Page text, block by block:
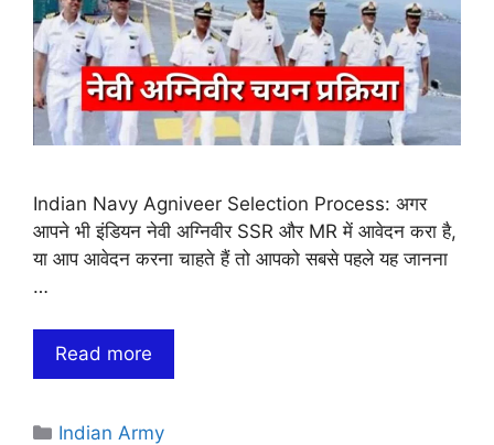
Indian Navy Agniveer Selection Process: अगर
आपने भी इंडियन नेवी अग्निवीर SSR और MR में आवेदन करा है,
या आप आवेदन करना चाहते हैं तो आपको सबसे पहले यह जानना
…
Read more
Categories
Indian Army